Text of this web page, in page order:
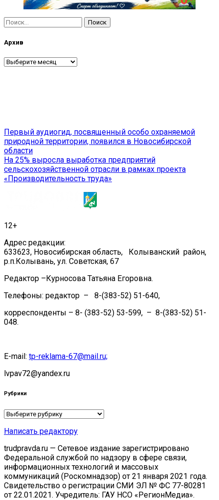
Найти:
Архив
Архив
Навигация
по
записям
Первый аудиогид, посвященный особо охраняемой
природной территории, появился в Новосибирской
области
На 25% выросла выработка предприятий
сельскохозяйственной отрасли в рамках проекта
«Производительность труда»
12+
Адрес редакции:
633623, Новосибирская область, Колыванский район,
р.п.Колывань, ул. Советская, 67
Редактор –Курносова Татьяна Егоровна.
Телефоны: редактор – 8-(383-52) 51-640,
корреспонденты – 8- (383-52) 53-599, – 8-(383-52) 51-
048.
E-mail: tp-reklama-67@mail.ru;
lvpav72@yandex.ru
Рубрики
Рубрики
Написать редактору
trudpravda.ru — Сетевое издание зарегистрировано
Федеральной службой по надзору в сфере связи,
информационных технологий и массовых
коммуникаций (Роскомнадзор) от 21 января 2021 года.
Свидетельство о регистрации СМИ ЭЛ № ФС 77-80281
от 22.01.2021. Учредитель: ГАУ НСО «РегионМедиа».